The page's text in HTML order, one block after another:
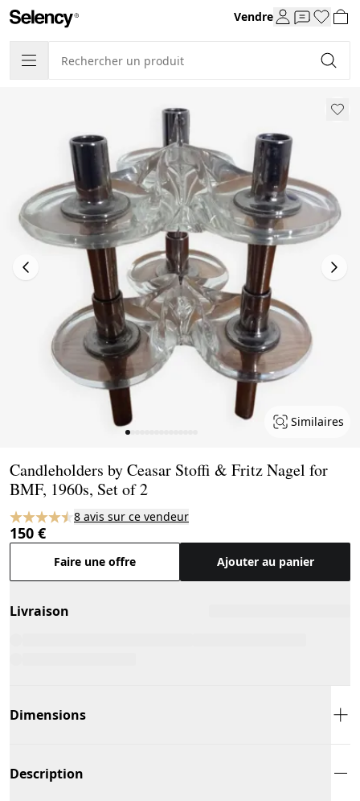
Vendre
Similaires
Candleholders by Ceasar Stoffi & Fritz Nagel for
BMF, 1960s, Set of 2
8 avis sur ce vendeur
150 €
Faire une offre Ajouter au panier
Livraison
Dimensions
Description